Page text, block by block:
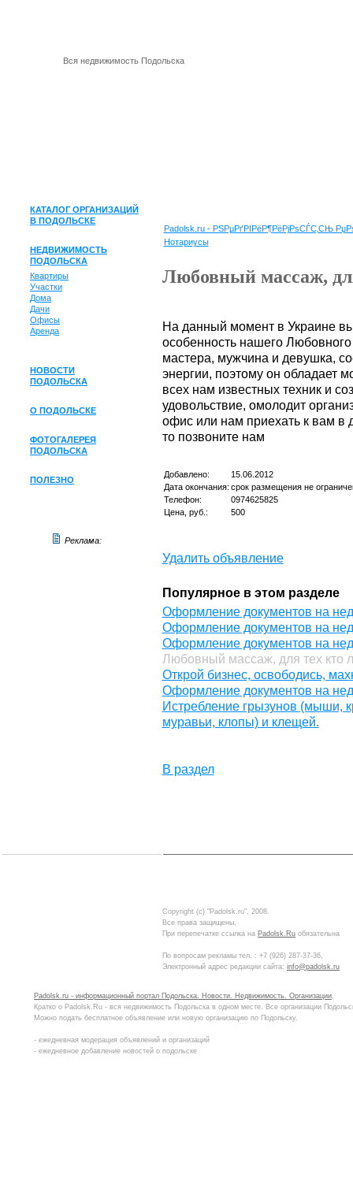
Вся недвижимость Подольска
КАТАЛОГ ОРГАНИЗАЦИЙ
В ПОДОЛЬСКЕ
НЕДВИЖИМОСТЬ
ПОДОЛЬСКА
Квартиры
Участки
Дома
Дачи
Офисы
Аренда
НОВОСТИ
ПОДОЛЬСКА
О ПОДОЛЬСКЕ
ФОТОГАЛЕРЕЯ
ПОДОЛЬСКА
ПОЛЕЗНО
Реклама:
Padolsk.ru - РЅРµРґРІРёР¶РёРјРѕСЃС‚СЊ
Нотариусы
Любовный массаж,
На данный момент в Украине
особенность нашего
мастера, мужчина и девушка,
энергии, поэтому он
всех нам известных техник и
удовольствие, омолодит
офис или нам приехать к вам в
то позвоните нам
Добавлено:
15.06.2012
Дата окончания: срок размещения не
Телефон:
0974625825
Цена, руб.:
500
Удалить объявление
Популярное в этом разделе
Оформление документов на
Оформление документов на
Оформление документов на
Любовный массаж, для тех кто
Открой бизнес, освободись,
Оформление документов на
Истребление грызунов (мыши,
муравьи, клопы) и клещей.
В раздел
Copyright (c) "Padolsk.ru", 2008.
Все права защищены.
При перепечатке ссылка на Padolsk.Ru обязательна
По вопросам рекламы тел. : +7 (926) 287-37-36,
Электронный адрес редакции сайта: info@padolsk.ru
Padolsk.ru - информационный портал Подольска. Новости. Недвижимость. Организации,
Кратко о Padolsk.Ru - вся недвижимость Подольска в одном месте. Все организации
Можно подать бесплатное объявление или новую организацию по Подольску.
- ежедневная модерация объявлений и организаций
- ежедневное добавление новостей о подольске